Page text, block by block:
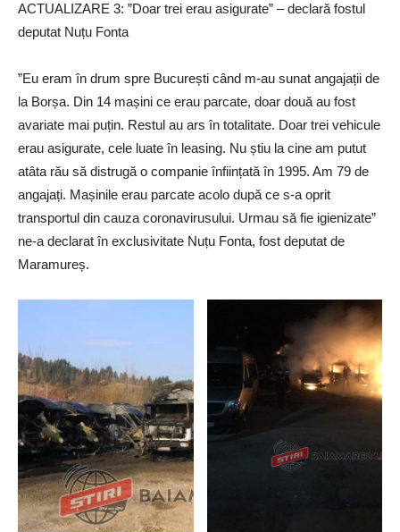
ACTUALIZARE 3: ”Doar trei erau asigurate” – declară fostul
deputat Nuțu Fonta
”Eu eram în drum spre București când m-au sunat angajații de
la Borșa. Din 14 mașini ce erau parcate, doar două au fost
avariate mai puțin. Restul au ars în totalitate. Doar trei vehicule
erau asigurate, cele luate în leasing. Nu știu la cine am putut
atâta rău să distrugă o companie înființată în 1995. Am 79 de
angajați. Mașinile erau parcate acolo după ce s-a oprit
transportul din cauza coronavirusului. Urmau să fie igienizate”
ne-a declarat în exclusivitate Nuțu Fonta, fost deputat de
Maramureș.